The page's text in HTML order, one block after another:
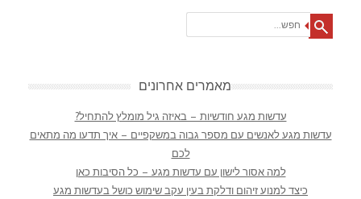
מאמרים אחרונים
עדשות מגע חודשיות – באיזה גיל מומלץ להתחיל?
עדשות מגע לאנשים עם מספר גבוה במשקפיים – איך תדעו מה מתאים
לכם
למה אסור לישון עם עדשות מגע – כל הסיבות כאן
כיצד למנוע זיהום ודלקת בעין עקב שימוש כושל בעדשות מגע